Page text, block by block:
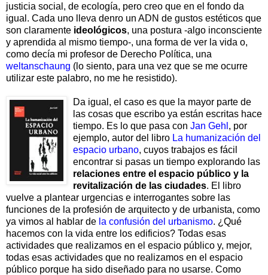
justicia social, de ecología, pero creo que en el fondo da
igual. Cada uno lleva denro un ADN de gustos estéticos que
son claramente ideológicos, una postura -algo inconsciente
y aprendida al mismo tiempo-, una forma de ver la vida o,
como decía mi profesor de Derecho Política, una
weltanschaung (lo siento, para una vez que se me ocurre
utilizar este palabro, no me he resistido).
Da igual, el caso es que la mayor parte de
las cosas que escribo ya están escritas hace
tiempo. Es lo que pasa con Jan Gehl , por
ejemplo, autor del libro La humanización del
espacio urbano, cuyos trabajos es fácil
encontrar si pasas un tiempo explorando las
relaciones entre el espacio público y la
revitalización de las ciudades. El libro
vuelve a plantear urgencias e interrogantes sobre las
funciones de la profesión de arquitecto y de urbanista, como
ya vimos al hablar de la confusión del urbanismo. ¿Qué
hacemos con la vida entre los edificios? Todas esas
actividades que realizamos en el espacio público y, mejor,
todas esas actividades que no realizamos en el espacio
público porque ha sido diseñado para no usarse. Como